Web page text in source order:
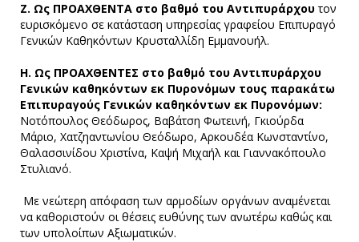
Ζ. Ως ΠΡΟΑΧΘΕΝΤΑ στο βαθμό του Αντιπυράρχουτον
ευρισκόμενο σε κατάσταση υπηρεσίας γραφείου Επιπυραγό
Γενικών Καθηκόντων Κρυσταλλίδη Εμμανουήλ.
Η. Ως ΠΡΟΑΧΘΕΝΤΕΣ στο βαθμό του Αντιπυράρχου
Γενικών καθηκόντων εκ Πυρονόμων τους παρακάτω
Επιπυραγούς Γενικών καθηκόντων εκ Πυρονόμων:
Νοτόπουλος Θεόδωρος, Βαβάτση Φωτεινή, Γκιούρδα
Μάριo, Χατζηαντωνίου Θεόδωρο, Αρκουδέα Κωνσταντίνο,
Θαλασσινίδου Χριστίνα, Καψή Μιχαήλ και Γιαννακόπουλο
Στυλιανό.
Με νεώτερη απόφαση των αρμοδίων οργάνων αναμένεται
να καθοριστούν οι θέσεις ευθύνης των ανωτέρω καθώς και
των υπολοίπων Αξιωματικών.